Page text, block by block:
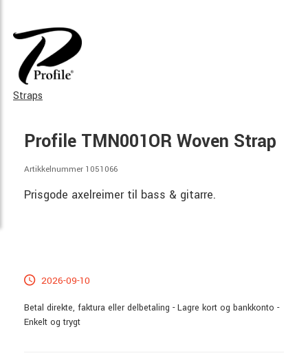
Straps
Profile TMN001OR Woven Strap
Artikkelnummer 1051066
Prisgode axelreimer til bass & gitarre.
2026-09-10
Betal direkte, faktura eller delbetaling - Lagre kort og bankkonto -
Enkelt og trygt